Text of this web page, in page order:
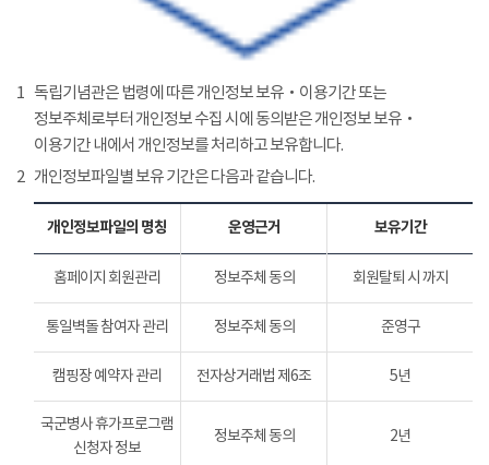
1 독립기념관은 법령에 따른 개인정보 보유‧이용기간 또는
정보주체로부터 개인정보 수집 시에 동의받은 개인정보 보유‧
이용기간 내에서 개인정보를 처리하고 보유합니다.
2 개인정보파일별 보유 기간은 다음과 같습니다.
개인정보파일의 명칭 운영근거 보유기간
홈페이지 회원관리 정보주체 동의 회원탈퇴 시 까지
통일벽돌 참여자 관리 정보주체 동의 준영구
캠핑장 예약자 관리 전자상거래법 제6조 5년
국군병사 휴가프로그램
신청자 정보
정보주체 동의 2년